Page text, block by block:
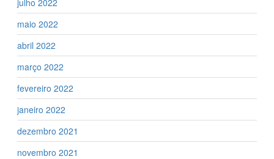
julho 2022
maio 2022
abril 2022
março 2022
fevereiro 2022
janeiro 2022
dezembro 2021
novembro 2021